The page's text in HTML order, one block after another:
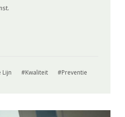
Lijn Kwaliteit Preventie